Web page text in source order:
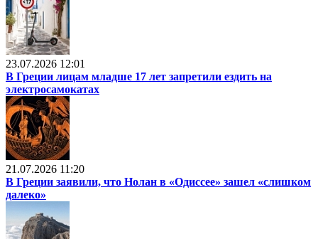
23.07.2026 12:01
В Греции лицам младше 17 лет запретили ездить на
электросамокатах
21.07.2026 11:20
В Греции заявили, что Нолан в «Одиссее» зашел «слишком
далеко»